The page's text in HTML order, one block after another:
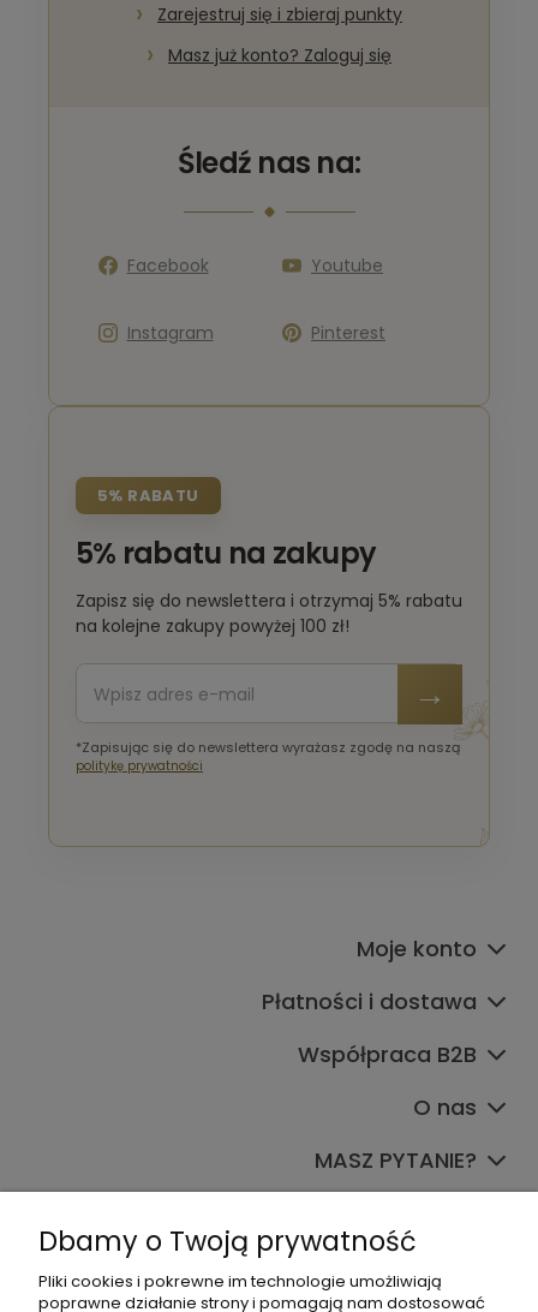
Zarejestruj się i zbieraj punkty
Masz już konto? Zaloguj się
Śledź nas na:
Facebook Youtube
Instagram Pinterest
5% RABATU
5% rabatu na zakupy
Zapisz się do newslettera i otrzymaj 5% rabatu
na kolejne zakupy powyżej 100 zł!
*Zapisując się do newslettera wyrażasz zgodę na naszą
politykę prywatności
Moje konto
Płatności i dostawa
Współpraca B2B
O nas
MASZ PYTANIE?
Dbamy o Twoją prywatność
Pliki cookies i pokrewne im technologie umożliwiają
poprawne działanie strony i pomagają nam dostosować